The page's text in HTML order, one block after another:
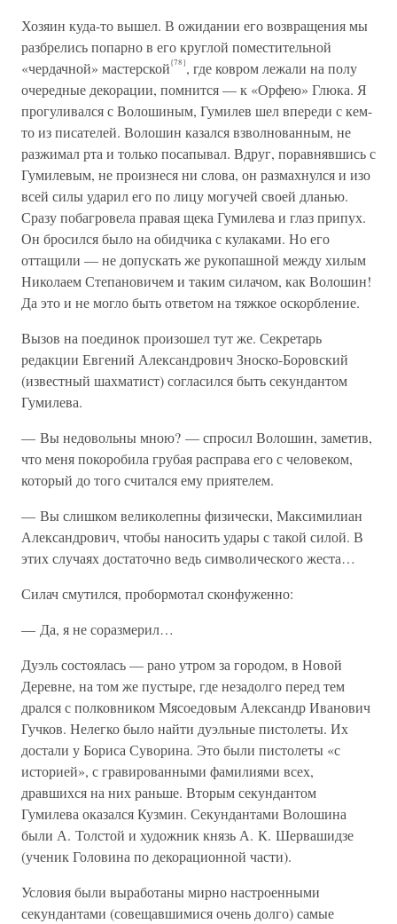
Хозяин куда-то вышел. В ожидании его возвращения мы
разбрелись попарно в его круглой поместительной
«чердачной» мастерской{78}, где ковром лежали на полу
очередные декорации, помнится — к «Орфею» Глюка. Я
прогуливался с Волошиным, Гумилев шел впереди с кем-
то из писателей. Волошин казался взволнованным, не
разжимал рта и только посапывал. Вдруг, поравнявшись с
Гумилевым, не произнеся ни слова, он размахнулся и изо
всей силы ударил его по лицу могучей своей дланью.
Сразу побагровела правая щека Гумилева и глаз припух.
Он бросился было на обидчика с кулаками. Но его
оттащили — не допускать же рукопашной между хилым
Николаем Степановичем и таким силачом, как Волошин!
Да это и не могло быть ответом на тяжкое оскорбление.
Вызов на поединок произошел тут же. Секретарь
редакции Евгений Александрович Зноско-Боровский
(известный шахматист) согласился быть секундантом
Гумилева.
— Вы недовольны мною? — спросил Волошин, заметив,
что меня покоробила грубая расправа его с человеком,
который до того считался ему приятелем.
— Вы слишком великолепны физически, Максимилиан
Александрович, чтобы наносить удары с такой силой. В
этих случаях достаточно ведь символического жеста…
Силач смутился, пробормотал сконфуженно:
— Да, я не соразмерил…
Дуэль состоялась — рано утром за городом, в Новой
Деревне, на том же пустыре, где незадолго перед тем
дрался с полковником Мясоедовым Александр Иванович
Гучков. Нелегко было найти дуэльные пистолеты. Их
достали у Бориса Суворина. Это были пистолеты «с
историей», с гравированными фамилиями всех,
дравшихся на них раньше. Вторым секундантом
Гумилева оказался Кузмин. Секундантами Волошина
были А. Толстой и художник князь А. К. Шервашидзе
(ученик Головина по декорационной части).
Условия были выработаны мирно настроенными
секундантами (совещавшимися очень долго) самые